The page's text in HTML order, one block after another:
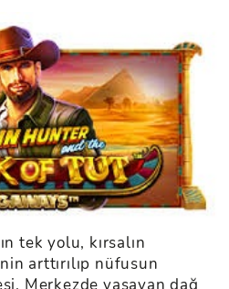
tek yolu, kırsalın
arttırılıp nüfusun